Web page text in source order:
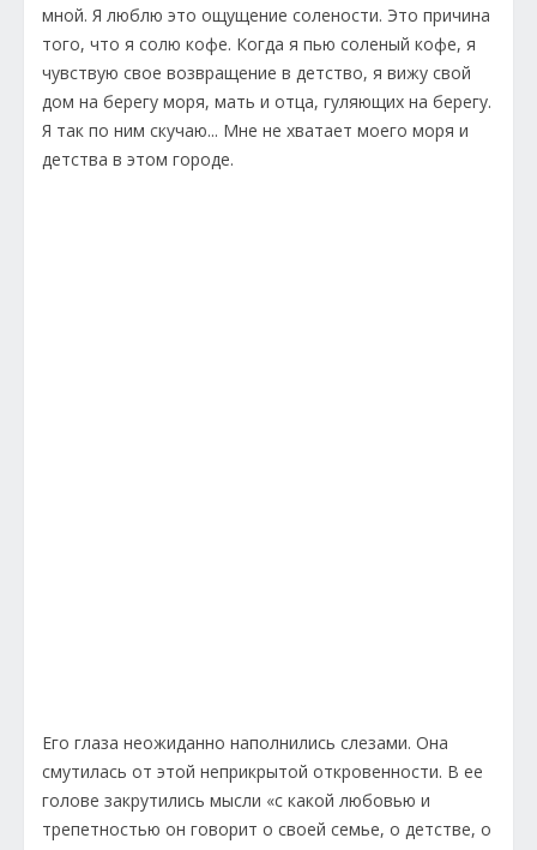
мной. Я люблю это ощущение солености. Это причина
того, что я солю кофе. Когда я пью соленый кофе, я
чувствую свое возвращение в детство, я вижу свой
дом на берегу моря, мать и отца, гуляющих на берегу.
Я так по ним скучаю... Мне не хватает моего моря и
детства в этом городе.
Его глаза неожиданно наполнились слезами. Она
смутилась от этой неприкрытой откровенности. В ее
голове закрутились мысли «с какой любовью и
трепетностью он говорит о своей семье, о детстве, о